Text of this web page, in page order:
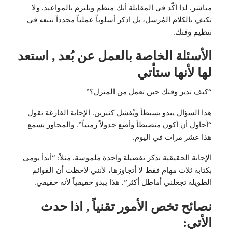
مباشر. لذا أكّد في المقابلة أنك منظم وتلتزم بالمواعيد. ولا
تكتفِ بالكلام المُرسل، بل اذكر أسلوباً عملياً محدداً تتبعه في
تنظيم وقتك.
الأسئلة الخاصة بالعمل عن بُعد , استعد
لها لأنها ستأتي
“كيف تدير وقتك حين تعمل من المنزل؟”
هذا السؤال يبدو بسيطاً ويُفشل كثيرين. الإجابة الفارغة تقول
“أحاول أن أكون منضبطاً وأضع جدولاً زمنياً”. والمحاور يسمع
هذا عشر مرات في اليوم.
الإجابة الحقيقية تذكر تفصيلة واحدة ملموسة. مثلاً: “أبدأ يومي
بكتابة ثلاث مهام فقط لا أتجاوزها، لأنني لاحظت أن القوائم
الطويلة تجعلني أماطل أكثر”. هذا يبدو حقيقياً لأنه حقيقي.
نصائح تخص الأمور تقنياً , اذا حدث
الأتي: